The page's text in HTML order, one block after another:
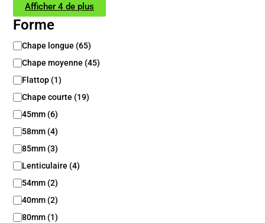
Afficher 4 de plus
Forme
F
r
m
e
Chape longue (65)
Chape moyenne (45)
Flattop (1)
Chape courte (19)
45mm (6)
58mm (4)
85mm (3)
Lenticulaire (4)
54mm (2)
40mm (2)
80mm (1)